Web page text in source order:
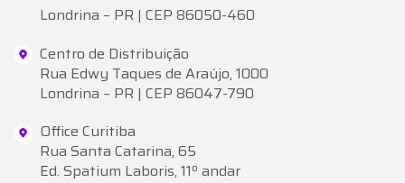
Londrina – PR | CEP 86050-460
Centro de Distribuição
Rua Edwy Taques de Araújo, 1000
Londrina – PR | CEP 86047-790
Office Curitiba
Rua Santa Catarina, 65
Ed. Spatium Laboris, 11º andar